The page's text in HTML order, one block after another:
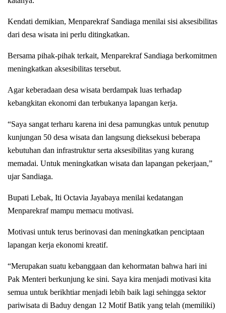
Kendati demikian, Menparekraf Sandiaga menilai sisi aksesibilitas
dari desa wisata ini perlu ditingkatkan.
Bersama pihak-pihak terkait, Menparekraf Sandiaga berkomitmen
meningkatkan aksesibilitas tersebut.
Agar keberadaan desa wisata berdampak luas terhadap
kebangkitan ekonomi dan terbukanya lapangan kerja.
“Saya sangat terharu karena ini desa pamungkas untuk penutup
kunjungan 50 desa wisata dan langsung dieksekusi beberapa
kebutuhan dan infrastruktur serta aksesibilitas yang kurang
memadai. Untuk meningkatkan wisata dan lapangan pekerjaan,”
ujar Sandiaga.
Bupati Lebak, Iti Octavia Jayabaya menilai kedatangan
Menparekraf mampu memacu motivasi.
Motivasi untuk terus berinovasi dan meningkatkan penciptaan
lapangan kerja ekonomi kreatif.
“Merupakan suatu kebanggaan dan kehormatan bahwa hari ini
Pak Menteri berkunjung ke sini. Saya kira menjadi motivasi kita
semua untuk berikhtiar menjadi lebih baik lagi sehingga sektor
pariwisata di Baduy dengan 12 Motif Batik yang telah (memiliki)